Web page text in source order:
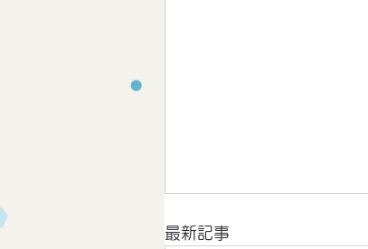
最新記事